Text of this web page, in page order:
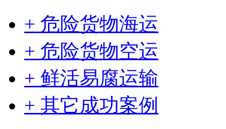
+ 危险货物海运
+ 危险货物空运
+ 鲜活易腐运输
+ 其它成功案例